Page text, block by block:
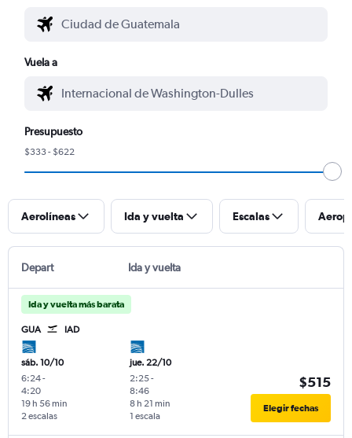
Vuela a
Presupuesto
$333 - $622
Aerolíneas Ida y vuelta Escalas
Depart Ida y vuelta
Ida y vuelta más barata
GUA IAD
sáb. 10/10
6:24-
4:20
2 escalas
19 h 56 min
jue. 22/10
2:25-
8:46
1 escala
8 h 21 min
$515
Elegir fechas